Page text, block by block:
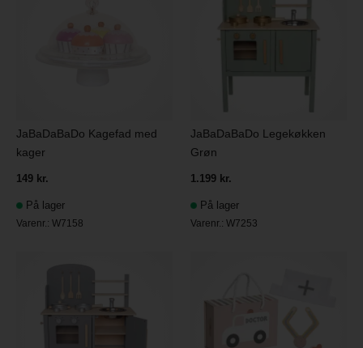
JaBaDaBaDo Kagefad med
kager
149 kr.
På lager
Varenr.:W7158
JaBaDaBaDo Legekøkken
Grøn
1.199 kr.
På lager
Varenr.:W7253